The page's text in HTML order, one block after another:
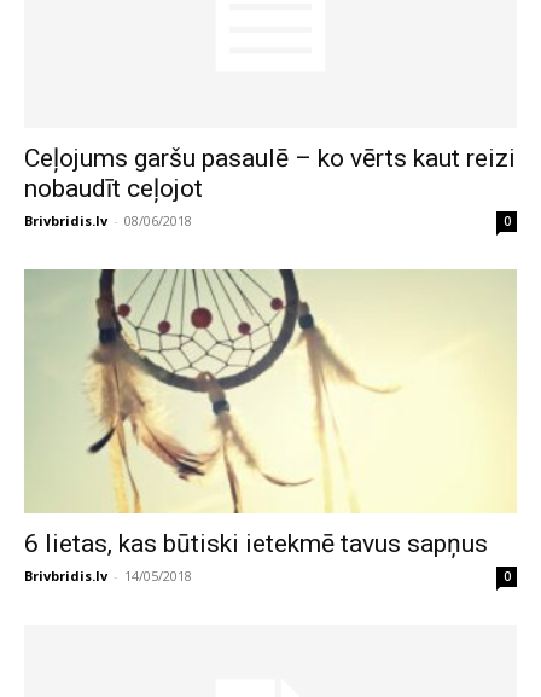
Ceļojums garšu pasaulē – ko vērts kaut reizi
nobaudīt ceļojot
Brivbridis.lv - 08/06/2018 0
6 lietas, kas būtiski ietekmē tavus sapņus
Brivbridis.lv - 14/05/2018 0